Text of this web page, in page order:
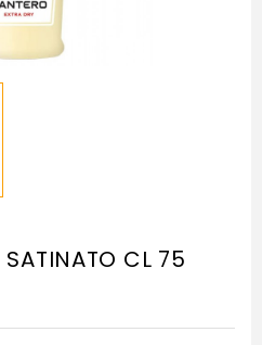
SATINATO CL 75